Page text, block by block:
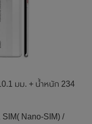
มม. + น้ำหนัก 234
Nano-SIM) /